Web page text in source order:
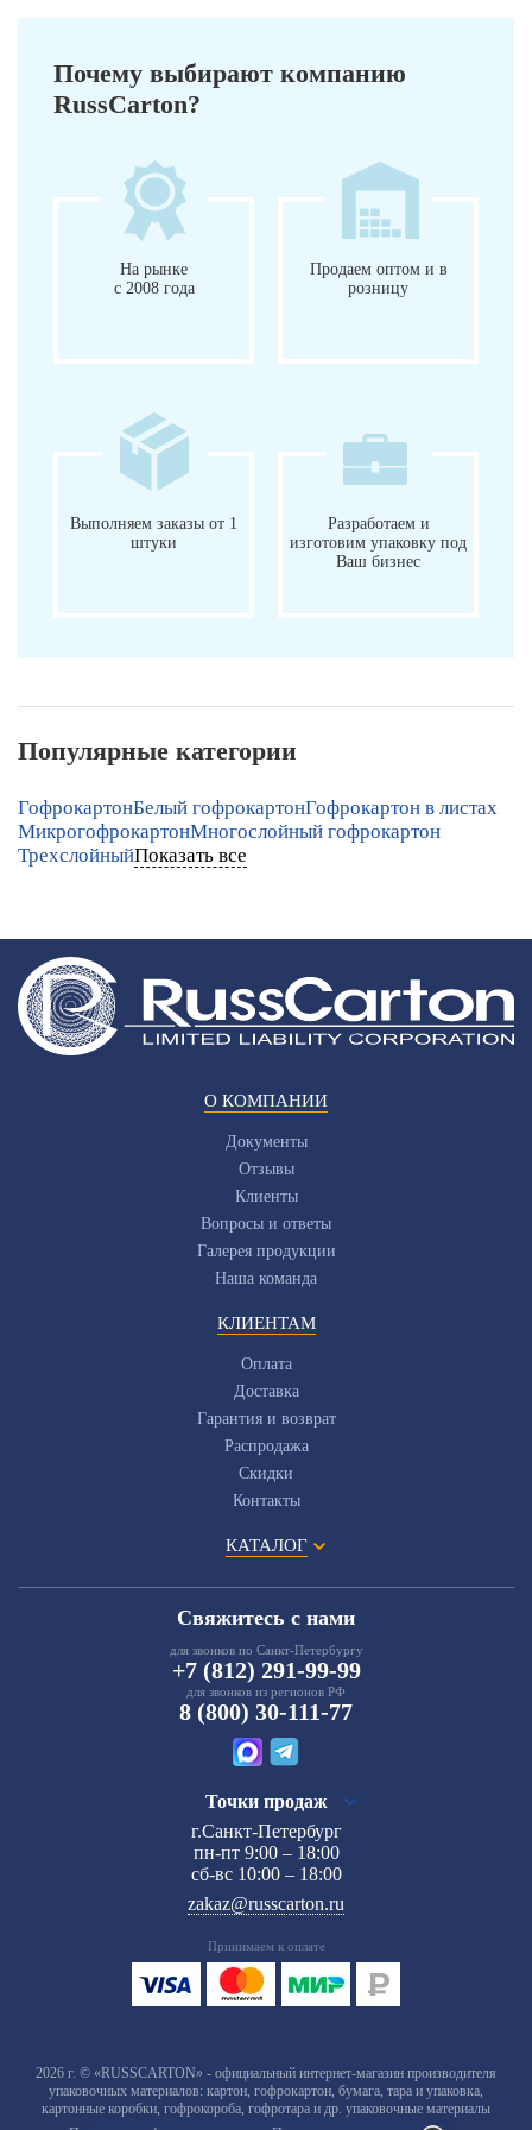
Почему выбирают компанию
RussCarton?
На рынке
с 2008 года
Продаем оптом и в
розницу
Выполняем заказы от 1
штуки
Разработаем и
изготовим упаковку под
Ваш бизнес
Популярные категории
ГофрокартонБелый гофрокартонГофрокартон в листах
МикрогофрокартонМногослойный гофрокартон
ТрехслойныйПоказать все
О КОМПАНИИ
Документы
Отзывы
Клиенты
Вопросы и ответы
Галерея продукции
Наша команда
КЛИЕНТАМ
Оплата
Доставка
Гарантия и возврат
Распродажа
Скидки
Контакты
КАТАЛОГ
Свяжитесь с нами
для звонков по Санкт-Петербургу
+7 (812) 291-99-99
для звонков из регионов РФ
8 (800) 30-111-77
Точки продаж
г.Санкт-Петербург
пн-пт 9:00 – 18:00
сб-вс 10:00 – 18:00
zakaz@russcarton.ru
Принимаем к оплате
2026 г. © «RUSSCARTON» - официальный интернет-магазин производителя
упаковочных материалов: картон, гофрокартон, бумага, тара и упаковка,
картонные коробки, гофрокороба, гофротара и др. упаковочные материалы